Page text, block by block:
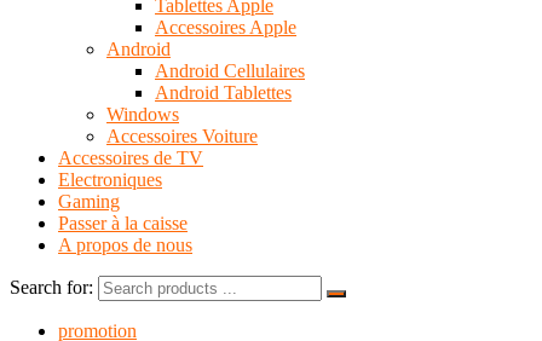
Tablettes Apple
Accessoires Apple
Android
Android Cellulaires
Android Tablettes
Windows
Accessoires Voiture
Accessoires de TV
Electroniques
Gaming
Passer à la caisse
A propos de nous
Search for:
promotion